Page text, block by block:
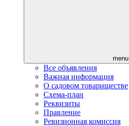
menu
Все объявления
Важная информация
О садовом товариществе
Схема-план
Реквизиты
Правление
Ревизионная комиссия